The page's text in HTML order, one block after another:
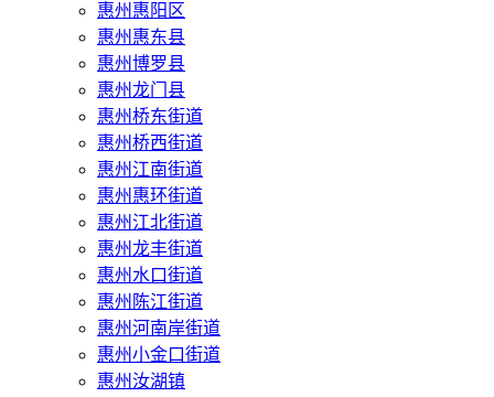
惠州惠阳区
惠州惠东县
惠州‌博罗县
惠州‌龙门县
惠州桥东街道
惠州桥西街道
惠州江南街道
惠州惠环街道
惠州江北街道
惠州龙丰街道
惠州水口街道
惠州陈江街道
惠州河南岸街道
惠州小金口街道
惠州汝湖镇